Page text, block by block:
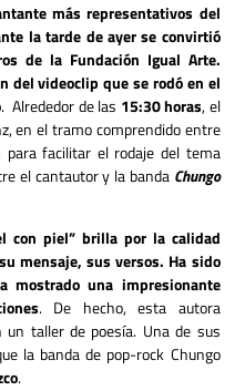
más representativos del
la tarde de ayer se convirtió
de la Fundación Igual Arte.
del videoclip que se rodó en el
. Alrededor de las 15:30 horas, el
en el tramo comprendido entre
para facilitar el rodaje del tema
el cantautor y la banda Chungo
con piel” brilla por la calidad
mensaje, sus versos. Ha sido
mostrado una impresionante
. De hecho, esta autora
taller de poesía. Una de sus
la banda de pop-rock Chungo
.